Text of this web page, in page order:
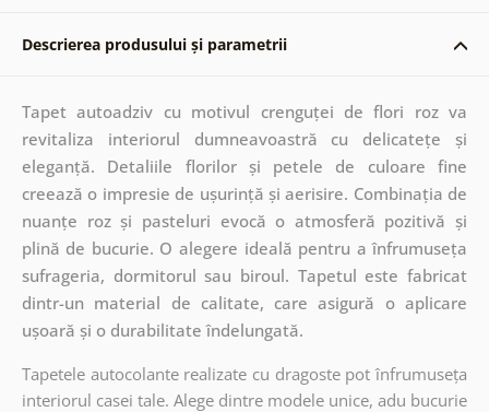
Descrierea produsului și parametrii
Tapet autoadziv cu motivul crenguței de flori roz va
revitaliza interiorul dumneavoastră cu delicatețe și
eleganță. Detaliile florilor și petele de culoare fine
creează o impresie de ușurință și aerisire. Combinația de
nuanțe roz și pasteluri evocă o atmosferă pozitivă și
plină de bucurie. O alegere ideală pentru a înfrumuseța
sufrageria, dormitorul sau biroul. Tapetul este fabricat
dintr-un material de calitate, care asigură o aplicare
ușoară și o durabilitate îndelungată.
Tapetele autocolante realizate cu dragoste pot înfrumuseța
interiorul casei tale. Alege dintre modele unice, adu bucurie